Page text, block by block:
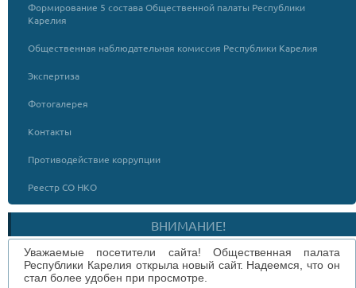
Формирование 5 состава Общественной палаты Республики
Карелия
Общественная наблюдательная комиссия Республики Карелия
Экспертиза
Фотогалерея
Контакты
Противодействие коррупции
Реестр СО НКО
ВНИМАНИЕ!
Уважаемые посетители сайта! Общественная палата
Республики Карелия открыла новый сайт. Надеемся, что он
стал более удобен при просмотре.